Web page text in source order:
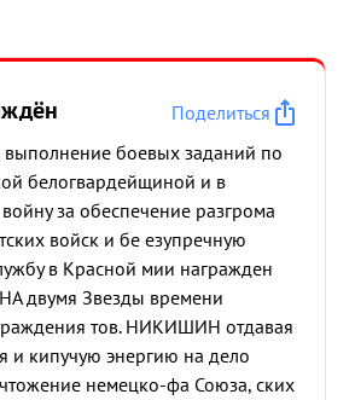
Поделиться
выполнение боевых заданий по
белогвардейщиной и в
за обеспечение разгрома
войск и бе езупречную
в Красной мии награжден
двумя Звезды времени
тов. НИКИШИН отдавая
и кипучую энергию на дело
немецко-фа Союза, ских